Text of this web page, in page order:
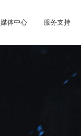
媒体中心 服务支持